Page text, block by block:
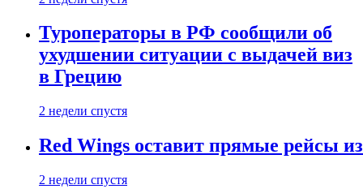
Туроператоры в РФ сообщили об
ухудшении ситуации с выдачей виз
в Грецию
2 недели спустя
Red Wings оставит прямые рейсы
2 недели спустя